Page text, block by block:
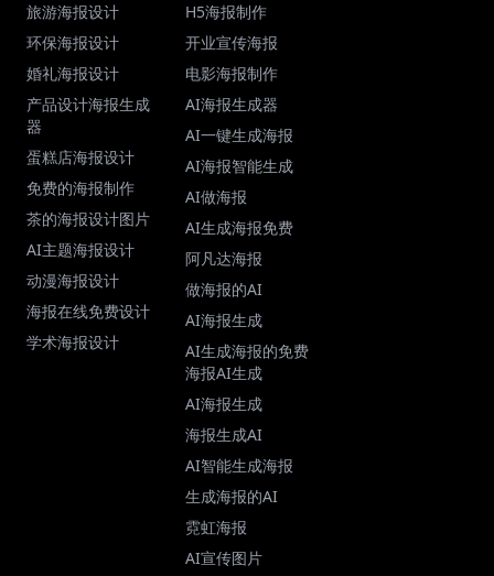
旅游海报设计
环保海报设计
婚礼海报设计
产品设计海报生成
器
蛋糕店海报设计
免费的海报制作
茶的海报设计图片
AI主题海报设计
动漫海报设计
海报在线免费设计
学术海报设计
H5海报制作
开业宣传海报
电影海报制作
AI海报生成器
AI一键生成海报
AI海报智能生成
AI做海报
AI生成海报免费
阿凡达海报
做海报的AI
AI海报生成
AI生成海报的免费
海报AI生成
AI海报生成
海报生成AI
AI智能生成海报
生成海报的AI
霓虹海报
AI宣传图片